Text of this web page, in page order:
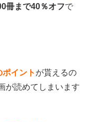
冊まで40％オフで
イント が貰えるの
が読めてしまいます